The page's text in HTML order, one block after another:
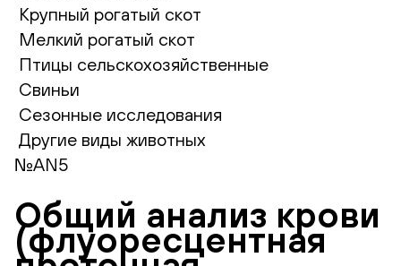
Крупный рогатый скот
Мелкий рогатый скот
Птицы сельскохозяйственные
Свиньи
Сезонные исследования
Другие виды животных
№AN5
Общий анализ крови
(флуоресцентная